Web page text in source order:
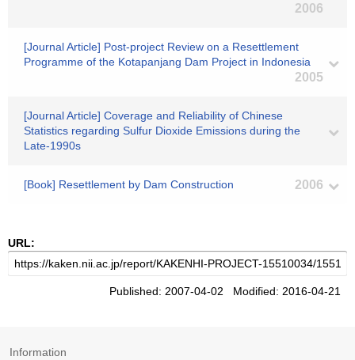
2006
[Journal Article] Post-project Review on a Resettlement
Programme of the Kotapanjang Dam Project in Indonesia
2005
[Journal Article] Coverage and Reliability of Chinese
Statistics regarding Sulfur Dioxide Emissions during the
Late-1990s
[Book] Resettlement by Dam Construction 2006
URL:
Published: 2007-04-02 Modified: 2016-04-21
Information